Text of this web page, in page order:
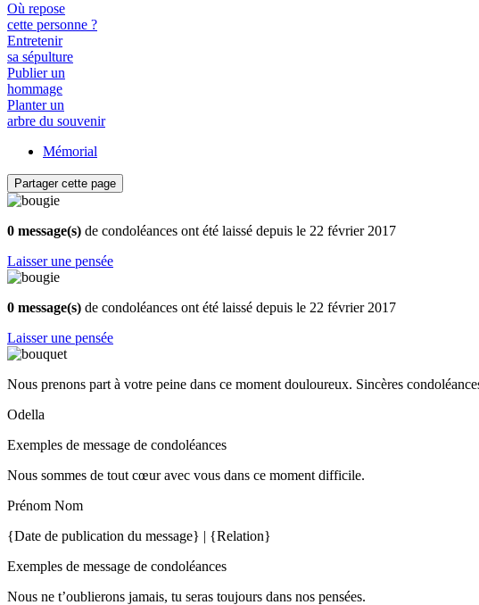
Où repose
cette personne ?
Entretenir
sa sépulture
Publier un
hommage
Planter un
arbre du souvenir
Mémorial
Partager cette page
0 message(s) de condoléances ont été laissé depuis le 22 février 2017
Laisser une pensée
0 message(s) de condoléances ont été laissé depuis le 22 février 2017
Laisser une pensée
Nous prenons part à votre peine dans ce moment douloureux. Sincères
Odella
Exemples de message de condoléances
Nous sommes de tout cœur avec vous dans ce moment difficile.
Prénom Nom
{Date de publication du message} | {Relation}
Exemples de message de condoléances
Nous ne t’oublierons jamais, tu seras toujours dans nos pensées.